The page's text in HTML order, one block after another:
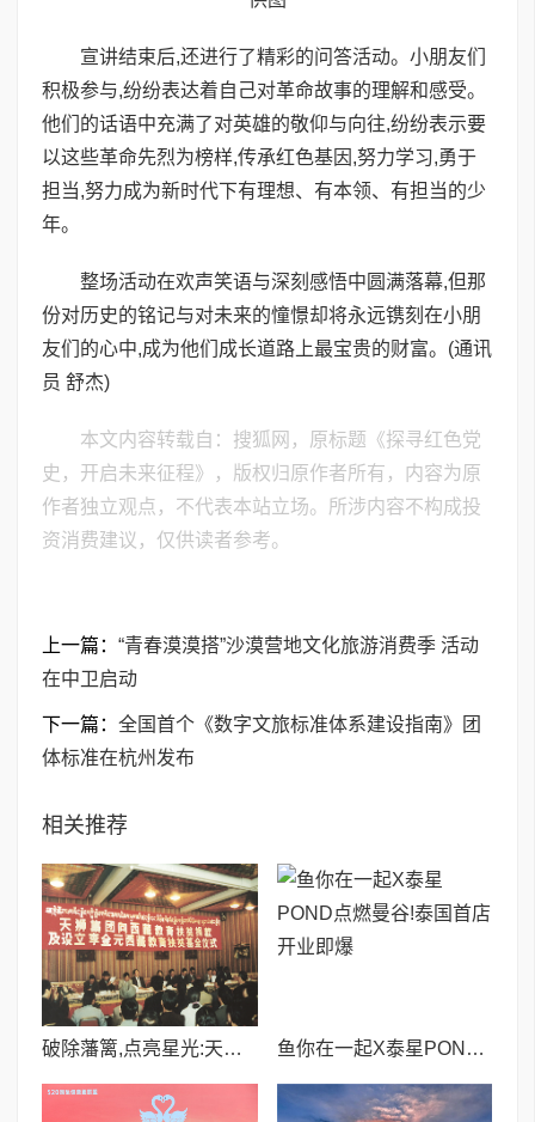
宣讲结束后,还进行了精彩的问答活动。小朋友们
积极参与,纷纷表达着自己对革命故事的理解和感受。
他们的话语中充满了对英雄的敬仰与向往,纷纷表示要
以这些革命先烈为榜样,传承红色基因,努力学习,勇于
担当,努力成为新时代下有理想、有本领、有担当的少
年。
整场活动在欢声笑语与深刻感悟中圆满落幕,但那
份对历史的铭记与对未来的憧憬却将永远镌刻在小朋
友们的心中,成为他们成长道路上最宝贵的财富。(通讯
员 舒杰)
本文内容转载自：搜狐网，原标题《探寻红色党
史，开启未来征程》，版权归原作者所有，内容为原
作者独立观点，不代表本站立场。所涉内容不构成投
资消费建议，仅供读者参考。
上一篇： “青春漠漠搭”沙漠营地文化旅游消费季 活动
在中卫启动
下一篇： 全国首个《数字文旅标准体系建设指南》团
体标准在杭州发布
相关推荐
破除藩篱,点亮星光:天狮集团三十年教育筑梦之路 鱼你在一起X泰星POND点燃曼谷!泰国首店开业即爆